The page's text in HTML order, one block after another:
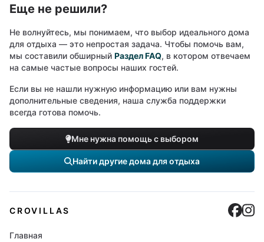
Еще не решили?
Не волнуйтесь, мы понимаем, что выбор идеального дома
для отдыха — это непростая задача. Чтобы помочь вам,
мы составили обширный Раздел FAQ, в котором отвечаем
на самые частые вопросы наших гостей.
Если вы не нашли нужную информацию или вам нужны
дополнительные сведения, наша служба поддержки
всегда готова помочь.
Мне нужна помощь с выбором
Найти другие дома для отдыха
CROVILLAS
Главная